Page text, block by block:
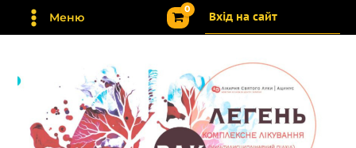
Перейти
Меню Вхід на сайт